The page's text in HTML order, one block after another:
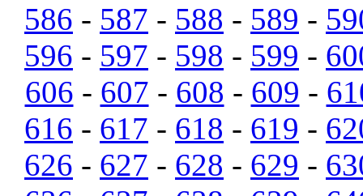
586 - 587 - 588 - 589 -
596 - 597 - 598 - 599 -
606 - 607 - 608 - 609 -
616 - 617 - 618 - 619 -
626 - 627 - 628 - 629 -